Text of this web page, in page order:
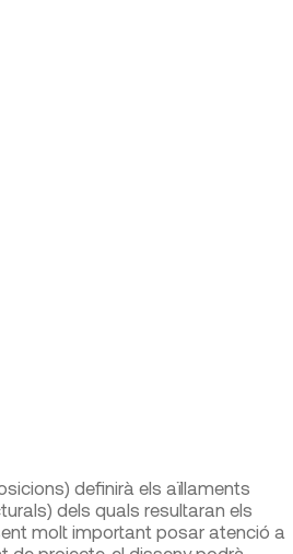
definirà els aïllaments
dels quals resultaran els
molt important posar atenció a